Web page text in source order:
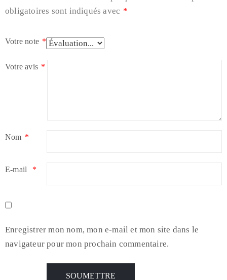
obligatoires sont indiqués avec *
Votre note *
Votre avis *
Nom *
E-mail *
Enregistrer mon nom, mon e-mail et mon site dans le
navigateur pour mon prochain commentaire.